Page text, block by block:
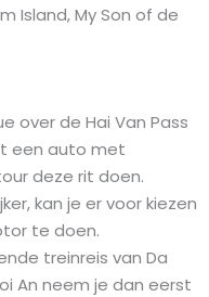
Island, My Son of de
over de Hai Van Pass
een auto met
deze rit doen.
kan je er voor kiezen
te doen.
treinreis van Da
An neem je dan eerst